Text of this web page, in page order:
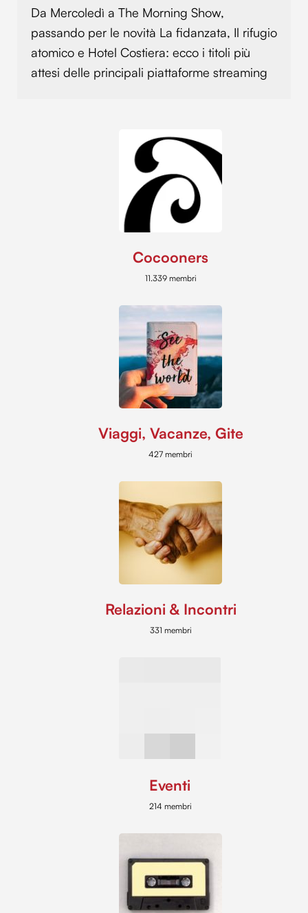
Da Mercoledì a The Morning Show,
passando per le novità La fidanzata, Il rifugio
atomico e Hotel Costiera: ecco i titoli più
attesi delle principali piattaforme streaming
Cocooners
11.339 membri
Viaggi, Vacanze, Gite
427 membri
Relazioni & Incontri
331 membri
Eventi
214 membri